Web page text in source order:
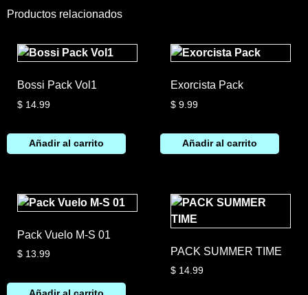
Productos relacionados
Bossi Pack Vol1
$ 14.99
Añadir al carrito
Exorcista Pack
$9.99
Añadir al carrito
Pack Vuelo M-S 01
$ 13.99 PACK SUMMER TIME
$14.99